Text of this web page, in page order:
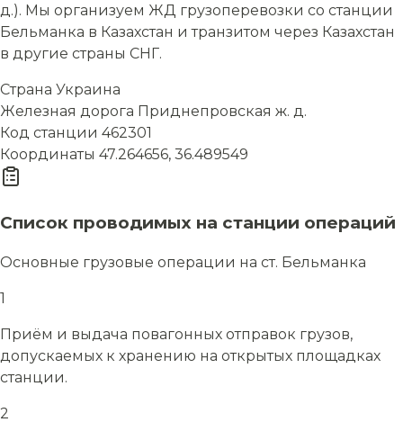
д.). Мы организуем ЖД грузоперевозки со станции
Бельманка в Казахстан и транзитом через Казахстан
в другие страны СНГ.
Страна Украина
Железная дорога Приднепровская ж. д.
Код станции 462301
Координаты 47.264656, 36.489549
Список проводимых на станции операций
Основные грузовые операции на ст. Бельманка
1
Приём и выдача повагонных отправок грузов,
допускаемых к хранению на открытых площадках
станции.
2